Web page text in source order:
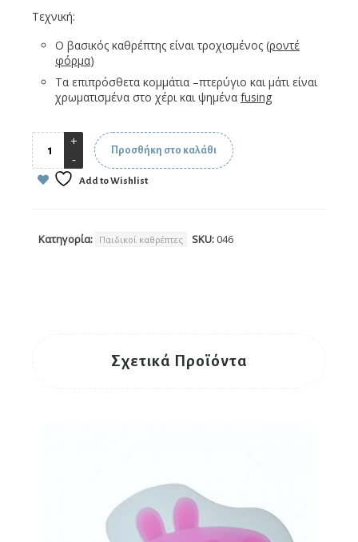
Τεχνική:
Ο βασικός καθρέπτης είναι τροχισμένος (ροντέ
φόρμα)
Τα επιπρόσθετα κομμάτια –πτερύγιο και μάτι είναι
χρωματισμένα στο χέρι και ψημένα fusing
Προσθήκη στο καλάθι
Add to Wishlist
Κατηγορία: Παιδικοί καθρέπτες SKU:046
Σχετικά Προϊόντα